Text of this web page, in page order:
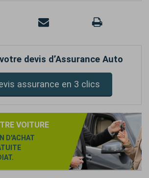
devis d’Assurance Auto
assurance en 3 clics
VOITURE
D'ACHAT